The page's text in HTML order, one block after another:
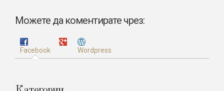
Можете да коментирате чрез:
Facebook Wordpress